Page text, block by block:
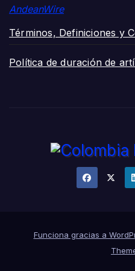
AndeanWire
Términos, Definiciones y
Política de duración de
Funciona gracias a